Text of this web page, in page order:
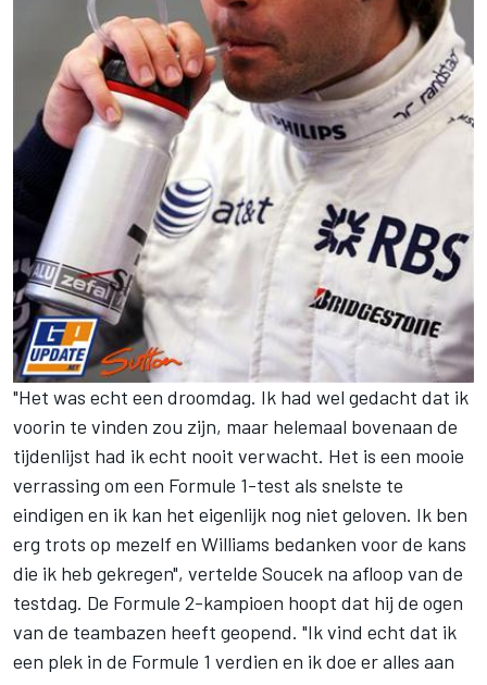
"Het was echt een droomdag. Ik had wel gedacht dat ik
voorin te vinden zou zijn, maar helemaal bovenaan de
tijdenlijst had ik echt nooit verwacht. Het is een mooie
verrassing om een Formule 1-test als snelste te
eindigen en ik kan het eigenlijk nog niet geloven. Ik ben
erg trots op mezelf en Williams bedanken voor de kans
die ik heb gekregen", vertelde Soucek na afloop van de
testdag. De Formule 2-kampioen hoopt dat hij de ogen
van de teambazen heeft geopend. "Ik vind echt dat ik
een plek in de Formule 1 verdien en ik doe er alles aan